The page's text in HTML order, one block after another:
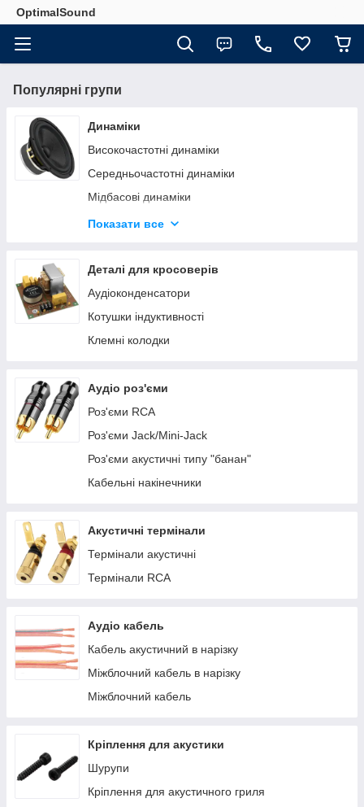
OptimalSound
Популярні групи
Динаміки
Високочастотні динаміки
Середньочастотні динаміки
Мідбасові динаміки
Низькочастотні динаміки
Показати все
Деталі для кросоверів
Аудіоконденсатори
Котушки індуктивності
Клемні колодки
Аудіо роз'єми
Роз'єми RCA
Роз'єми Jack/Mini-Jack
Роз'єми акустичні типу "банан"
Кабельні накінечники
Акустичні термінали
Термінали акустичні
Термінали RCA
Аудіо кабель
Кабель акустичний в нарізку
Міжблочний кабель в нарізку
Міжблочний кабель
Кріплення для акустики
Шурупи
Кріплення для акустичного гриля